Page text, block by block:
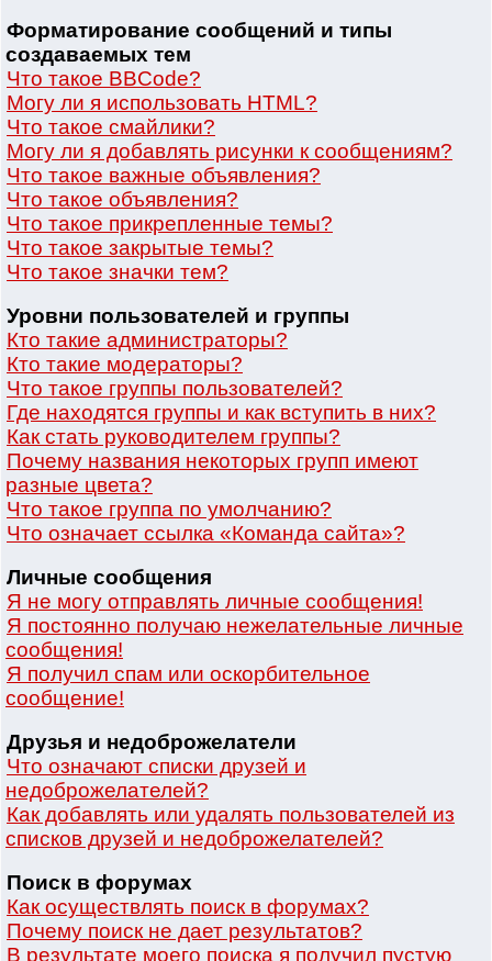
Форматирование сообщений и типы
создаваемых тем
Что такое BBCode?
Могу ли я использовать HTML?
Что такое смайлики?
Могу ли я добавлять рисунки к сообщениям?
Что такое важные объявления?
Что такое объявления?
Что такое прикрепленные темы?
Что такое закрытые темы?
Что такое значки тем?
Уровни пользователей и группы
Кто такие администраторы?
Кто такие модераторы?
Что такое группы пользователей?
Где находятся группы и как вступить в них?
Как стать руководителем группы?
Почему названия некоторых групп имеют
разные цвета?
Что такое группа по умолчанию?
Что означает ссылка «Команда сайта»?
Личные сообщения
Я не могу отправлять личные сообщения!
Я постоянно получаю нежелательные личные
сообщения!
Я получил спам или оскорбительное
сообщение!
Друзья и недоброжелатели
Что означают списки друзей и
недоброжелателей?
Как добавлять или удалять пользователей из
списков друзей и недоброжелателей?
Поиск в форумах
Как осуществлять поиск в форумах?
Почему поиск не дает результатов?
В результате моего поиска я получил пустую